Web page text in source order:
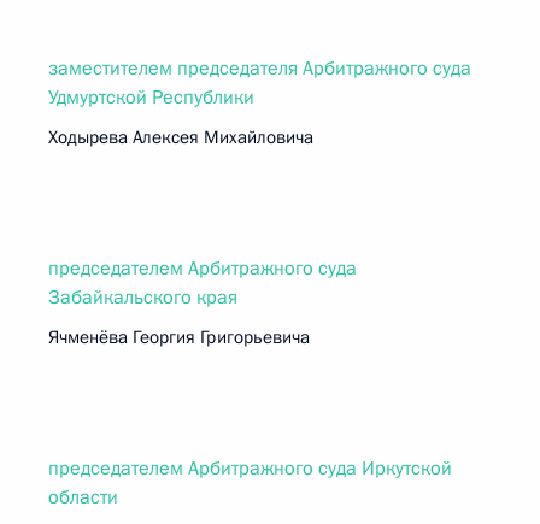
заместителем председателя Арбитражного суда
Удмуртской Республики
Ходырева Алексея Михайловича
председателем Арбитражного суда
Забайкальского края
Ячменёва Георгия Григорьевича
председателем Арбитражного суда Иркутской
области